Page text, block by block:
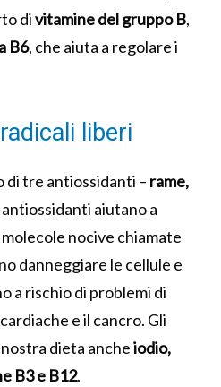
divitamine del gruppo B,
B6, che aiuta a regolare i
liberi
di tre antiossidanti – rame,
antiossidanti aiutano a
nocive chiamate
danneggiare le cellule e
a rischio di problemi di
e il cancro. Gli
dieta ancheiodio,
B3 e B12.